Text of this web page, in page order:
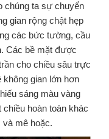
chúng ta sự chuyển
gian rộng chật hẹp
các bức tường, cầu
Các bề mặt được
cho chiều sâu trực
không gian lớn hơn
sáng màu vàng
hoàn toàn khác
mê hoặc.